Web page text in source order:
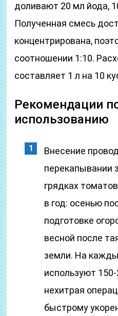
доливают 20 мл йода,
Полученная смесь
концентрирована,
соотношении 1:10.
составляет 1 л на 10
Рекомендации
использованию
Внесение
перекапывании
грядках
в год: осенью
подготовке
весной после
земли. На
используют
нехитрая
быстрому